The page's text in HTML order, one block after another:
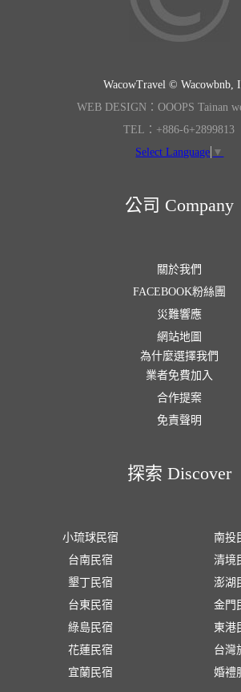
WacowTravel © Wacowbnb,
WEB DESIGN：OOOPS Tainan
TEL：+886-6+2899813
Select Language ▼
公司 Company
關於我們
FACEBOOK粉絲團
災難響應
網站地圖
為什麼選擇我們
業者免費加入
合作提案
免責聲明
探索 Discover
小琉球民宿
台南民宿
墾丁民宿
台東民宿
綠島民宿
花蓮民宿
宜蘭民宿
南投
清境
澎湖
金門
東港
台灣
婚禮